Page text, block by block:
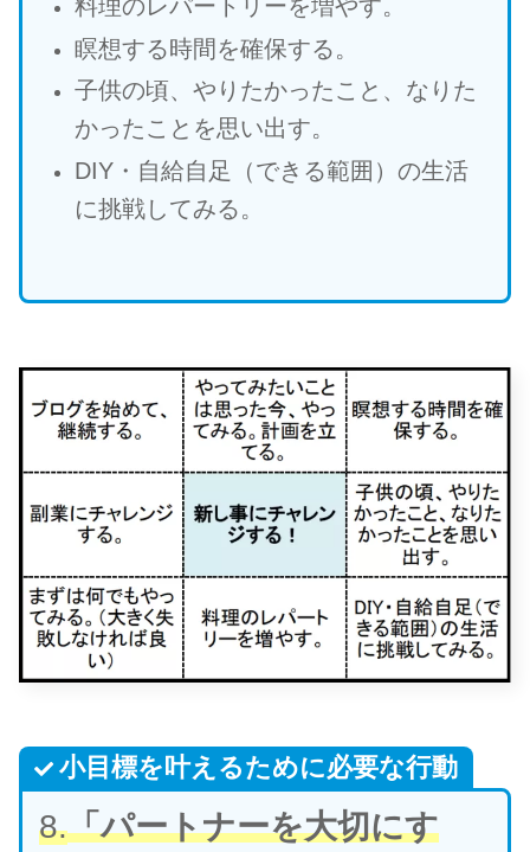
料理のレパートリーを増やす。
瞑想する時間を確保する。
子供の頃、やりたかったこと、なりた
かったことを思い出す。
DIY・自給自足（できる範囲）の生活
に挑戦してみる。
小目標を叶えるために必要な行動
8.「パートナーを大切にす